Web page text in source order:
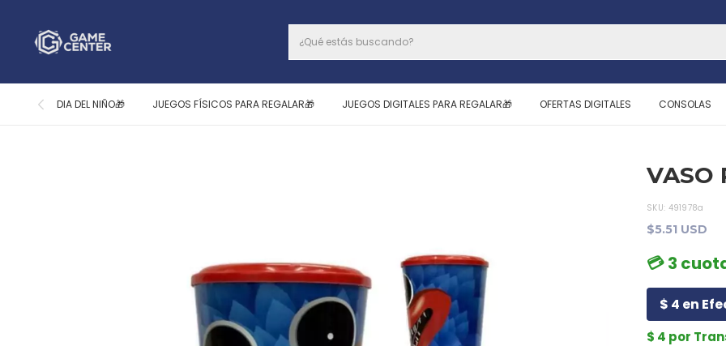
DIA DEL NIÑO🎁 JUEGOS FÍSICOS PARA REGALAR🎁 JUEGOS DIGITALES PARA REGALAR🎁 OFERTAS DIGITALES CONSOLAS
VASO
SKU: 491978a
$5.51 USD
💳 3
$ 4 en
$ 4 por